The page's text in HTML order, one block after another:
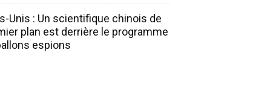
Unis : Un scientifique chinois de
plan est derrière le programme
espions